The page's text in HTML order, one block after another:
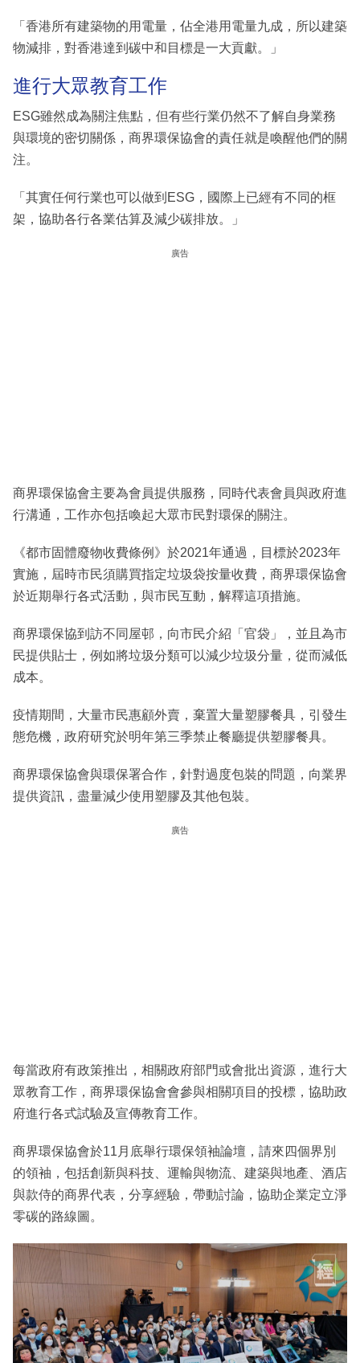
「香港所有建築物的用電量，佔全港用電量九成，所以建築
物減排，對香港達到碳中和目標是一大貢獻。」
進行大眾教育工作
ESG雖然成為關注焦點，但有些行業仍然不了解自身業務
與環境的密切關係，商界環保協會的責任就是喚醒他們的關
注。
「其實任何行業也可以做到ESG，國際上已經有不同的框
架，協助各行各業估算及減少碳排放。」
廣告
商界環保協會主要為會員提供服務，同時代表會員與政府進
行溝通，工作亦包括喚起大眾市民對環保的關注。
《都市固體廢物收費條例》於2021年通過，目標於2023年
實施，屆時市民須購買指定垃圾袋按量收費，商界環保協會
於近期舉行各式活動，與市民互動，解釋這項措施。
商界環保協到訪不同屋邨，向市民介紹「官袋」，並且為市
民提供貼士，例如將垃圾分類可以減少垃圾分量，從而減低
成本。
疫情期間，大量市民惠顧外賣，棄置大量塑膠餐具，引發生
態危機，政府研究於明年第三季禁止餐廳提供塑膠餐具。
商界環保協會與環保署合作，針對過度包裝的問題，向業界
提供資訊，盡量減少使用塑膠及其他包裝。
廣告
每當政府有政策推出，相關政府部門或會批出資源，進行大
眾教育工作，商界環保協會會參與相關項目的投標，協助政
府進行各式試驗及宣傳教育工作。
商界環保協會於11月底舉行環保領袖論壇，請來四個界別
的領袖，包括創新與科技、運輸與物流、建築與地產、酒店
與款侍的商界代表，分享經驗，帶動討論，協助企業定立淨
零碳的路線圖。